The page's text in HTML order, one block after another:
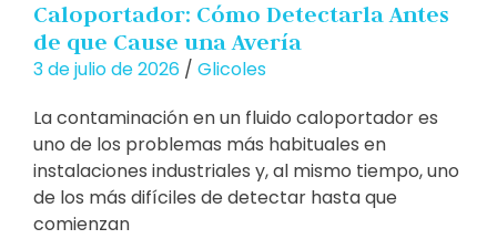
Caloportador: Cómo Detectarla Antes
de que Cause una Avería
3 de julio de 2026 / Glicoles
La contaminación en un fluido caloportador es
uno de los problemas más habituales en
instalaciones industriales y, al mismo tiempo, uno
de los más difíciles de detectar hasta que
comienzan